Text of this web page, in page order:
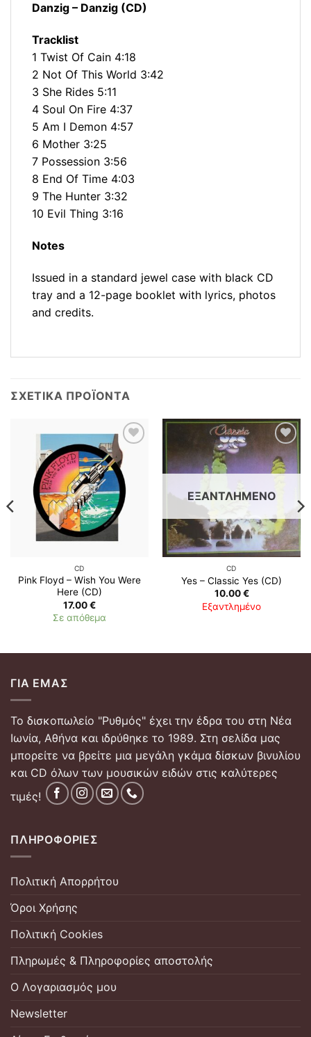
Danzig ‎– Danzig (CD)
Tracklist
1 Twist Of Cain 4:18
2 Not Of This World 3:42
3 She Rides 5:11
4 Soul On Fire 4:37
5 Am I Demon 4:57
6 Mother 3:25
7 Possession 3:56
8 End Of Time 4:03
9 The Hunter 3:32
10 Evil Thing 3:16
Notes
Issued in a standard jewel case with black CD
tray and a 12-page booklet with lyrics, photos
and credits.
ΣΧΕΤΙΚΆ ΠΡΟΪΌΝΤΑ
Προσθήκη
στη λίστα
επιθυμιών
CD
Pink Floyd ‎– Wish You Were
Here (CD)
17.00€
Σε απόθεμα
Προσθήκη
στη λίστα
επιθυμιών
ΕΞΑΝΤΛΗΜΈΝΟ
CD
Yes ‎– Classic Yes (CD)
10.00€
Εξαντλημένο
ΓΙΑ ΕΜΆΣ
Το δισκοπωλείο "Ρυθμός" έχει την έδρα του στη Νέα
Ιωνία, Αθήνα και ιδρύθηκε το 1989. Στη σελίδα μας
μπορείτε να βρείτε μια μεγάλη γκάμα δίσκων βινυλίου
και CD όλων των μουσικών ειδών στις καλύτερες
τιμές!
ΠΛΗΡΟΦΟΡΊΕΣ
Πολιτική Απορρήτου
Όροι Χρήσης
Πολιτική Cookies
Πληρωμές & Πληροφορίες αποστολής
Ο Λογαριασμός μου
Newsletter